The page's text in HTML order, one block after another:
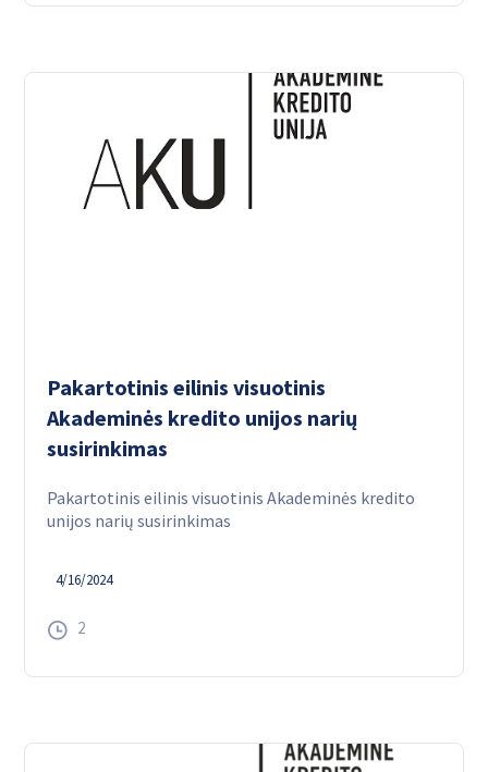
Pakartotinis eilinis visuotinis
Akademinės kredito unijos narių
susirinkimas
Pakartotinis eilinis visuotinis Akademinės kredito
unijos narių susirinkimas
4/16/2024
2